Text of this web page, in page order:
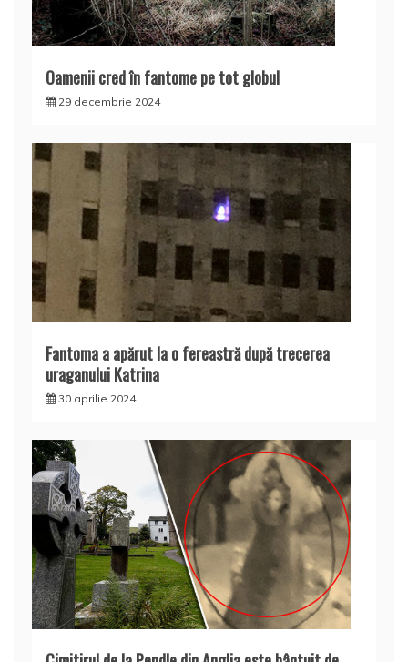
Oamenii cred în fantome pe tot globul
29 decembrie 2024
Fantoma a apărut la o fereastră după trecerea
uraganului Katrina
30 aprilie 2024